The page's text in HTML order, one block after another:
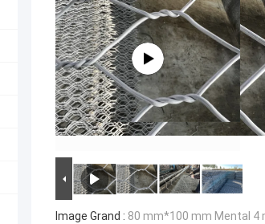
Image Grand : 80 mm*100 mm Mental 4